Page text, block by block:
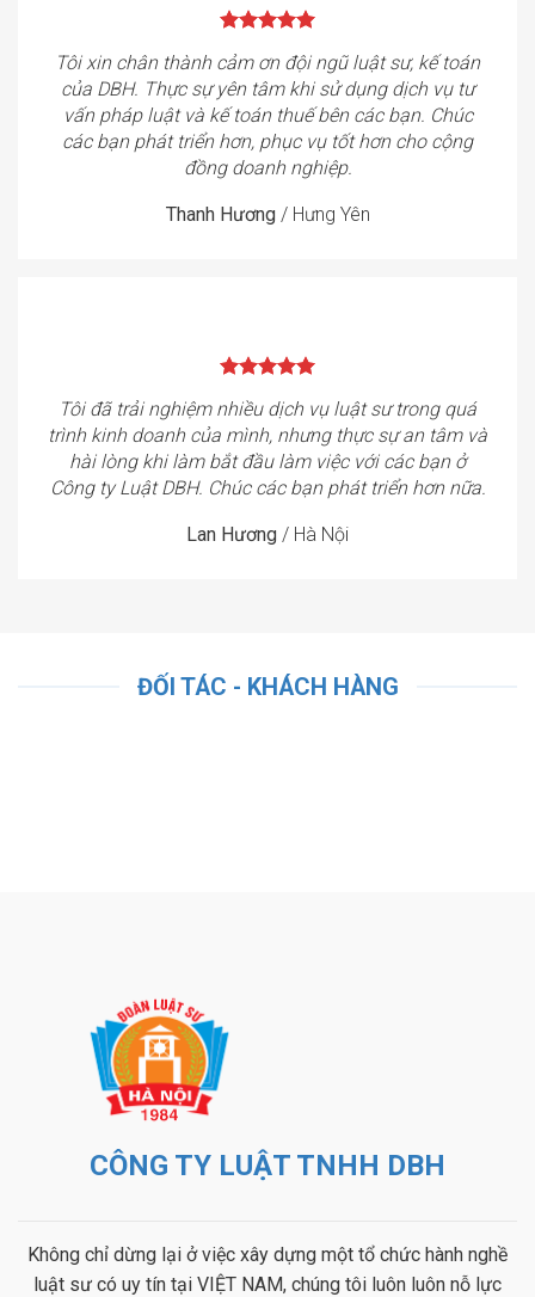
Tôi xin chân thành cảm ơn đội ngũ luật sư, kế toán
của DBH. Thực sự yên tâm khi sử dụng dịch vụ tư
vấn pháp luật và kế toán thuế bên các bạn. Chúc
các bạn phát triển hơn, phục vụ tốt hơn cho cộng
đồng doanh nghiệp.
Thanh Hương / Hưng Yên
Tôi đã trải nghiệm nhiều dịch vụ luật sư trong quá
trình kinh doanh của mình, nhưng thực sự an tâm và
hài lòng khi làm bắt đầu làm việc với các bạn ở
Công ty Luật DBH. Chúc các bạn phát triển hơn nữa.
Lan Hương / Hà Nội
ĐỐI TÁC - KHÁCH HÀNG
CÔNG TY LUẬT TNHH DBH
Không chỉ dừng lại ở việc xây dựng một tổ chức hành nghề
luật sư có uy tín tại VIỆT NAM, chúng tôi luôn luôn nỗ lực